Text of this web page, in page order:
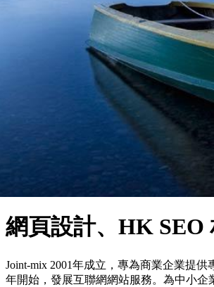
網頁設計、HK SEO
Joint-mix 2001年成立，專為商業企業提供
年開始，發展互聯網網站服務。為中小企